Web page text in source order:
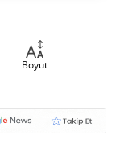
Boyut